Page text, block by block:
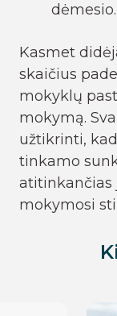
dėmesio.
Kasmet
skaičius
mokyklų
mokymą.
užtikrinti,
tinkamo
atitinkančias
mokymosi